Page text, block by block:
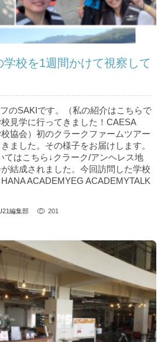
学校を1週間かけて視察して
のSAKIです。（私の紹介はこちら で
見学に行ってきました！CAESA
校協会）初のクラークファームツアー
ました。その様子をお届けします。
てはこちら↓クラーク/アンヘレス地
結成されました。今回訪問した学校
ACADEMYEG ACADEMYTALK
編集部 201